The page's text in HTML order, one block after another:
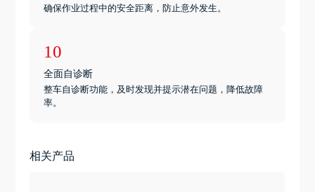
确保作业过程中的安全距离，防止意外发生。
10
全面自诊断
整车自诊断功能，及时发现并提示潜在问题，降低故障
率。
相关产品